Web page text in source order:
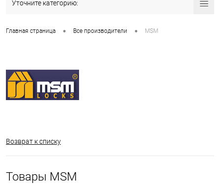
Уточните категорию:
Главная страница • Все производители • MSM
Возврат к списку
Товары MSM